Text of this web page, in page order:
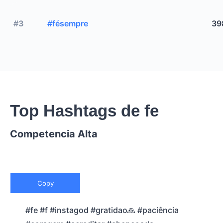
#3 #fésempre
Top Hashtags de fe
Competencia Alta
Copy
#fe #f #instagod #gratidao🙏 #paciência